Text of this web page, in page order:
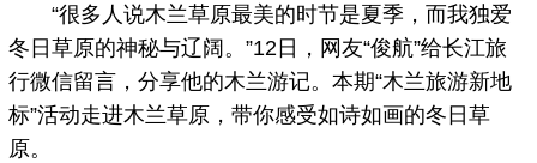
“很多人说木兰草原最美的时节是夏季，而我独爱
冬日草原的神秘与辽阔。”12日，网友“俊航”给长江旅
行微信留言，分享他的木兰游记。本期“木兰旅游新地
标”活动走进木兰草原，带你感受如诗如画的冬日草
原。